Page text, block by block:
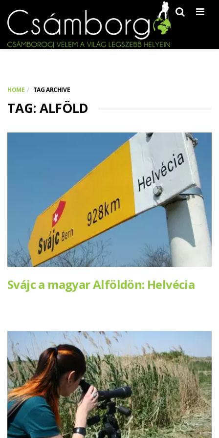
HOME TAG ARCHIVE
TAG: ALFÖLD
Svájc a magyar Alföldön: Helvécia